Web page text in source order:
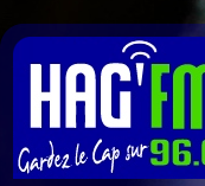
Panneau de gestion des cookies